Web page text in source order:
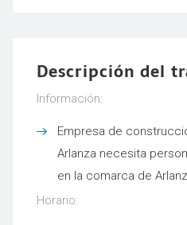
Descripción del
Información:
Empresa de
Arlanza necesita
en la comarca de
Horario: